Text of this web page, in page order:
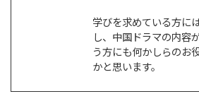
学びを求めている方に
し、中国ドラマの内容
う方にも何かしらのお
かと思います。